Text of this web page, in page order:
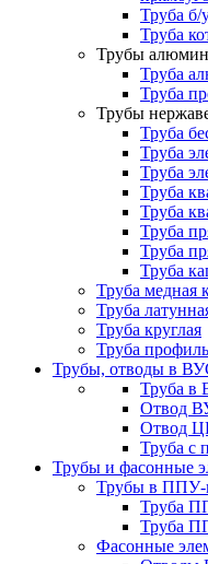
Труба б/
Труба
Трубы
Труба
Труба
Трубы
Труба
Труба
Труба
Труба
Труба
Труба
Труба
Труба
Труба медная
Труба
Труба круглая
Труба
Трубы, отводы в
Труба в
Отвод
Отвод
Труба с
Трубы и фасонные
Трубы в ППУ-
Труба
Труба
Фасонные